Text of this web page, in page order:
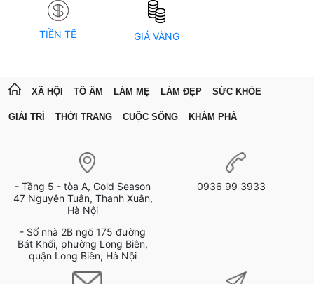
TIỀN TỆ GIÁ VÀNG
XÃ HỘI TỔ ẤM LÀM MẸ LÀM ĐẸP SỨC KHỎE
GIẢI TRÍ THỜI TRANG CUỘC SỐNG KHÁM PHÁ
- Tầng 5 - tòa A, Gold Season
47 Nguyễn Tuân, Thanh Xuân,
Hà Nội
- Số nhà 2B ngõ 175 đường
Bát Khối, phường Long Biên,
quận Long Biên, Hà Nội
0936 99 3933